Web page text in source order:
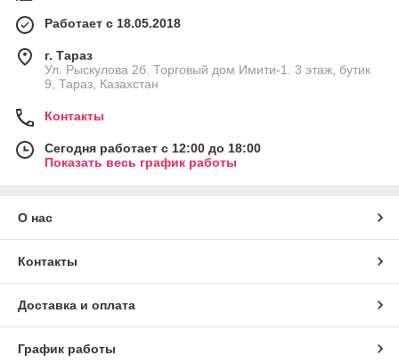
Работает с 18.05.2018
г. Тараз
Ул. Рыскулова 2б. Торговый дом Имити-1. 3 этаж, бутик
9, Тараз, Казахстан
Контакты
Сегодня работает с 12:00 до 18:00
Показать весь график работы
О нас
Контакты
Доставка и оплата
График работы